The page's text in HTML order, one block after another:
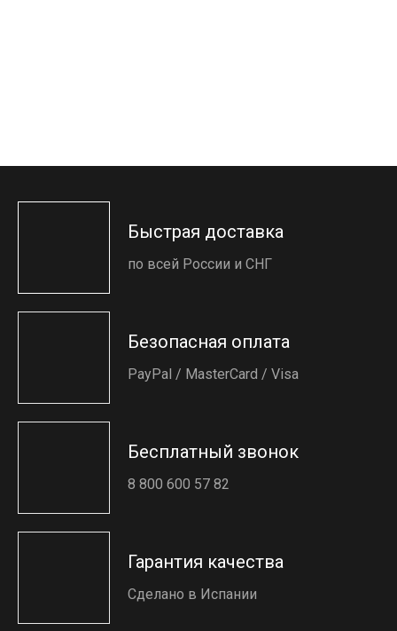
Быстрая доставка
по всей России и СНГ
Безопасная оплата
PayPal / MasterCard / Visa
Бесплатный звонок
8 800 600 57 82
Гарантия качества
Сделано в Испании